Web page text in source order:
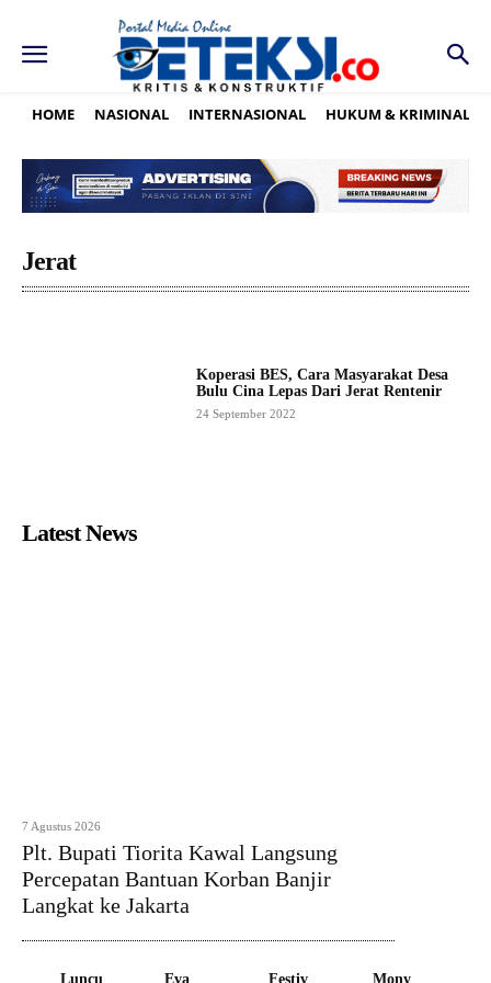
HOME NASIONAL INTERNASIONAL HUKUM & KRIMINAL
Jerat
Koperasi BES, Cara Masyarakat Desa
Bulu Cina Lepas Dari Jerat Rentenir
24 September 2022
Latest News
7 Agustus 2026
Plt. Bupati Tiorita Kawal Langsung
Percepatan Bantuan Korban Banjir
Langkat ke Jakarta
Luncu
Eva
Festiv
Mony